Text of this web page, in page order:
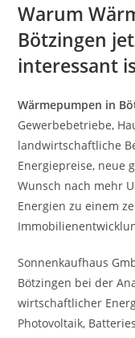
Warum
Bötzingen
interessant
Wärmepumpen in
Gewerbebetriebe,
landwirtschaftliche
Energiepreise, neue
Wunsch nach mehr
Energien zu einem
Sonnenkaufhaus
Bötzingen bei der
wirtschaftlicher
Photovoltaik,